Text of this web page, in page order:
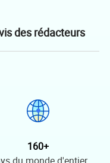
des rédacteurs
160+